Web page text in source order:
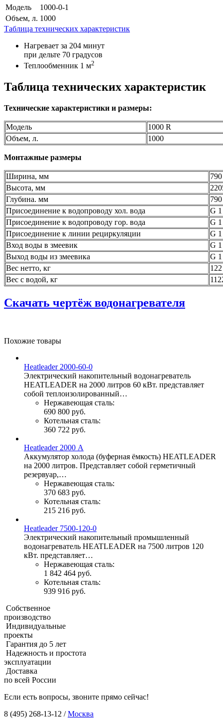
Модель
1000-0-1
Объем, л. 1000
Таблица технических характеристик
Нагревает за 204 минут
при дельте 70 градусов
Теплообменник 1 м2
Таблица технических характеристик
Технические характеристики и размеры:
Модель
1000 R
Объем, л.
1000
Монтажные размеры
Ширина, мм
790
Высота, мм
Глубина. мм
790
Присоединение к водопроводу хол. вода
G
Присоединение к водопроводу гор. вода
G
Присоединение к линии рециркуляции
G 1
Вход воды в змеевик
G 1
Выход воды из змеевика
G 1
Вес нетто, кг
122
Вес с водой, кг
Скачать чертёж водонагревателя
Похожие товары
Heatleader 2000-60-0
Электрический накопительный водонагреватель
HEATLEADER на 2000 литров 60 кВт. представляет
собой теплоизолированный…
Нержавеющая сталь:
690 800 руб.
Котельная сталь:
360 722 руб.
Heatleader 2000 А
Аккумулятор холода (буферная ёмкость) HEATLEADER
на 2000 литров. Представляет собой герметичный
резервуар,…
Нержавеющая сталь:
370 683 руб.
Котельная сталь:
215 216 руб.
Heatleader 7500-120-0
Электрический накопительный промышленный
водонагреватель HEATLEADER на 7500 литров 120
кВт. представляет…
Нержавеющая сталь:
1 842 464 руб.
Котельная сталь:
939 916 руб.
Собственное
производство
Индивидуальные
проекты
Гарантия до 5 лет
Надежность и простота
эксплуатации
Доставка
по всей России
Если есть вопросы, звоните прямо сейчас!
8 (495) 268-13-12 /Москва